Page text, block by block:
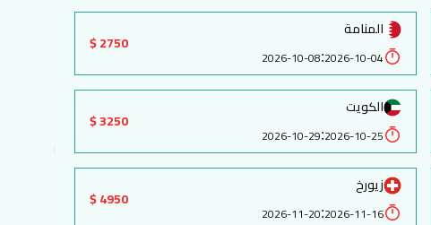
المنامة
2026-10-04
:
2026-10-08
2750 $
الكويت
2026-10-25
:
2026-10-29
3250 $
زيورخ
2026-11-16
:
2026-11-20
4950 $